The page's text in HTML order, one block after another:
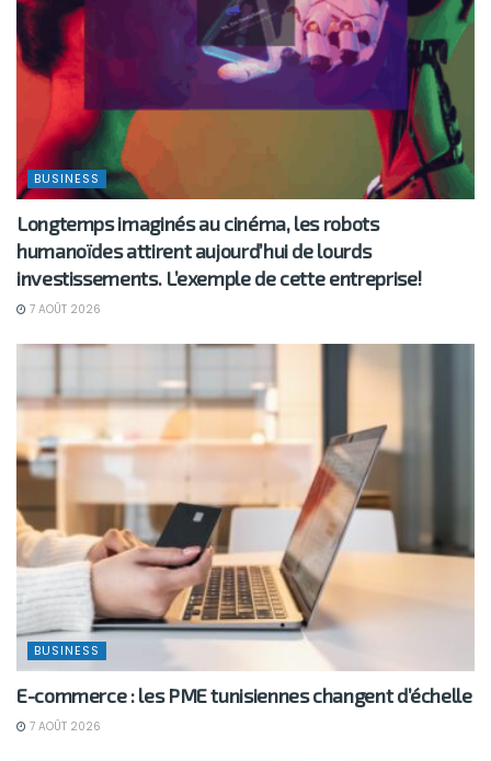
BUSINESS
Longtemps imaginés au cinéma, les robots
humanoïdes attirent aujourd’hui de lourds
investissements. L’exemple de cette entreprise!
7 AOÛT 2026
BUSINESS
E-commerce : les PME tunisiennes changent d’échelle
7 AOÛT 2026